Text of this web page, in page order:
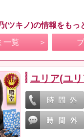
(ツキノ)の情報をもっ
一覧
ユリア(ユ